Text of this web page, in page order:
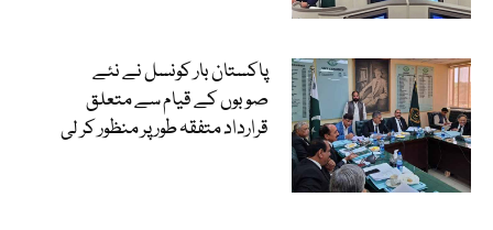
پاکستان بار کونسل نے نئے
صوبوں کے قیام سے متعلق
قرارداد متفقہ طور پر منظور کر لی